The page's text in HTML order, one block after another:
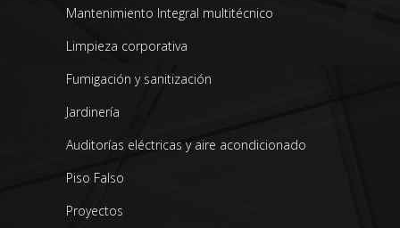
Mantenimiento Integral multitécnico
Limpieza corporativa
Fumigación y sanitización
Jardinería
Auditorías eléctricas y aire acondicionado
Piso Falso
Proyectos